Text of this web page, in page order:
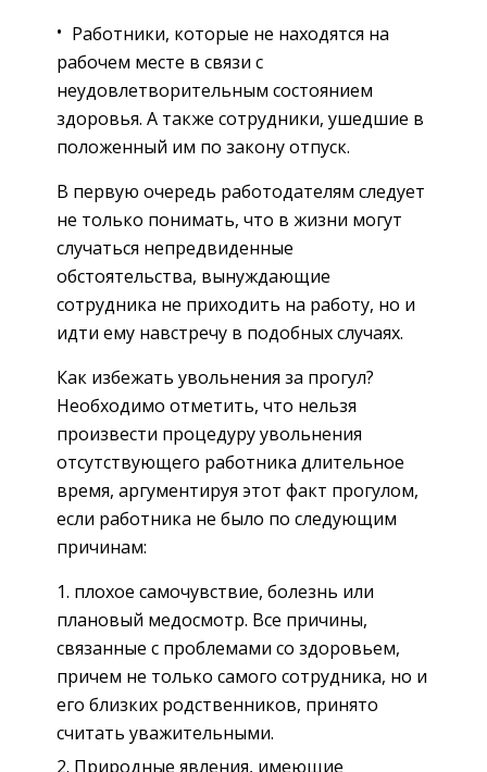
Работники, которые не находятся на
рабочем месте в связи с
неудовлетворительным состоянием
здоровья. А также сотрудники, ушедшие в
положенный им по закону отпуск.
В первую очередь работодателям следует
не только понимать, что в жизни могут
случаться непредвиденные
обстоятельства, вынуждающие
сотрудника не приходить на работу, но и
идти ему навстречу в подобных случаях.
Как избежать увольнения за прогул?
Необходимо отметить, что нельзя
произвести процедуру увольнения
отсутствующего работника длительное
время, аргументируя этот факт прогулом,
если работника не было по следующим
причинам:
плохое самочувствие, болезнь или
плановый медосмотр. Все причины,
связанные с проблемами со здоровьем,
причем не только самого сотрудника, но и
его близких родственников, принято
считать уважительными.
Природные явления, имеющие